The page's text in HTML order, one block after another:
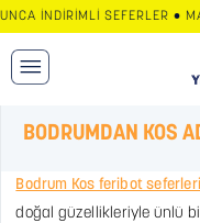
İNDİRİMLİ SEFERLER •
BODRUMDAN KOS
Bodrum Kos feribot
doğal güzellikleriyle ünlü